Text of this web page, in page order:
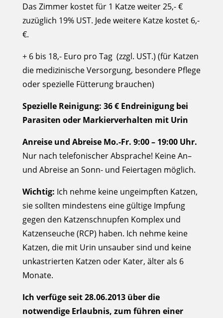
Das Zimmer kostet für 1 Katze weiter 25,- €
zuzüglich 19% UST. Jede weitere Katze kostet 6,-
€.
+ 6 bis 18,- Euro pro Tag (zzgl. UST.) (für Katzen
die medizinische Versorgung, besondere Pflege
oder spezielle Fütterung brauchen)
Spezielle Reinigung: 36 € Endreinigung bei
Parasiten oder Markierverhalten mit Urin
Anreise und Abreise Mo.-Fr. 9:00 – 19:00 Uhr.
Nur nach telefonischer Absprache! Keine An–
und Abreise an Sonn- und Feiertagen möglich.
Wichtig: Ich nehme keine ungeimpften Katzen,
sie sollten mindestens eine gültige Impfung
gegen den Katzenschnupfen Komplex und
Katzenseuche (RCP) haben. Ich nehme keine
Katzen, die mit Urin unsauber sind und keine
unkastrierten Katzen oder Kater, älter als 6
Monate.
Ich verfüge seit 28.06.2013 über die
notwendige Erlaubnis, zum führen einer